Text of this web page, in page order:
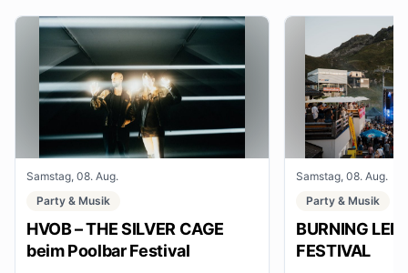
Samstag, 08. Aug.
Party & Musik
HVOB – THE SILVER CAGE
beim Poolbar Festival
Samstag, 08. Aug.
Party & Musik
BURNING
FESTIVAL